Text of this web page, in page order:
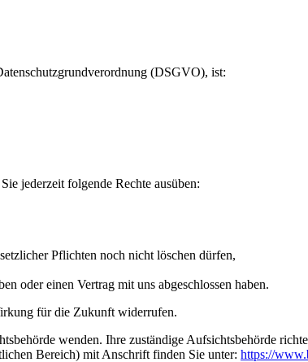
(DSGVO), ist:
jederzeit folgende Rechte ausüben:
Pflichten noch nicht löschen dürfen,
oder einen Vertrag mit uns abgeschlossen haben.
für die Zukunft widerrufen.
wenden. Ihre zuständige Aufsichtsbehörde
Bereich) mit Anschrift finden Sie unter: https://